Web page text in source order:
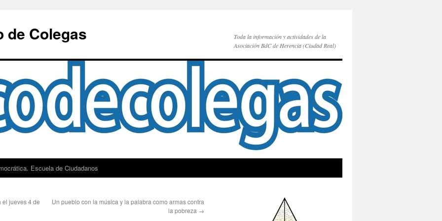
de Colegas
Toda la información y actividades de la
Asociación BdC de Herencia (Ciudad Real)
Escuela de Ciudadanos
el jueves 4 de
Un pueblo con la música y la palabra como armas contra
la pobreza →